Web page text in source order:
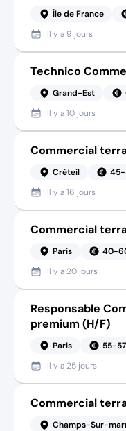
Île de France
Il y a 9 jours
Technico
Grand-Est
Il y a10 jours
Commercial
Créteil
45-
Il y a16 jours
Commercial
Paris
40-
Il y a 20 jours
Responsable
premium (H/F)
Paris
55-
Il y a 25 jours
Commercial
Champs-Sur-